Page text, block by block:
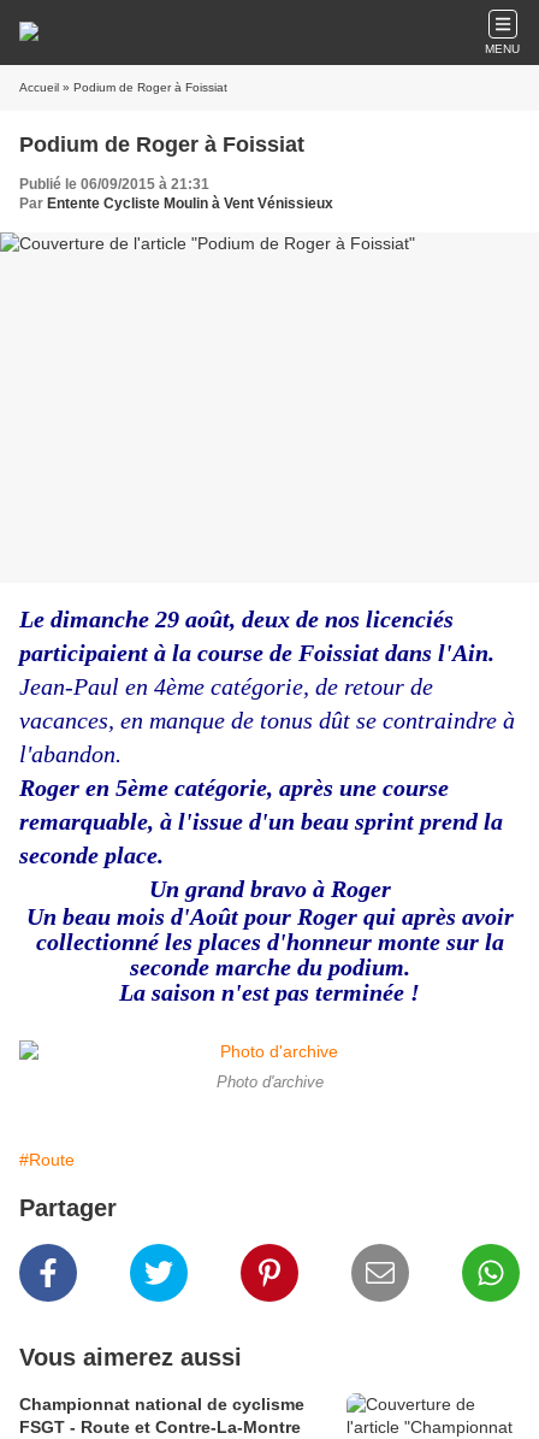
MENU
Accueil » Podium de Roger à Foissiat
Podium de Roger à Foissiat
Publié le 06/09/2015 à 21:31
Par Entente Cycliste Moulin à Vent Vénissieux
Le dimanche 29 août, deux de nos licenciés
participaient à la course de Foissiat dans l'Ain.
Jean-Paul en 4ème catégorie, de retour de
vacances, en manque de tonus dût se contraindre à
l'abandon.
Roger en 5ème catégorie, après une course
remarquable, à l'issue d'un beau sprint prend la
seconde place.
Un grand bravo à Roger
Un beau mois d'Août pour Roger qui après avoir
collectionné les places d'honneur monte sur la
seconde marche du podium.
La saison n'est pas terminée !
Photo d'archive
#Route
Partager
Vous aimerez aussi
Championnat national de cyclisme
FSGT - Route et Contre-La-Montre